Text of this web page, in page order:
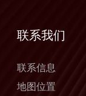
联系我们
联系信息
地图位置